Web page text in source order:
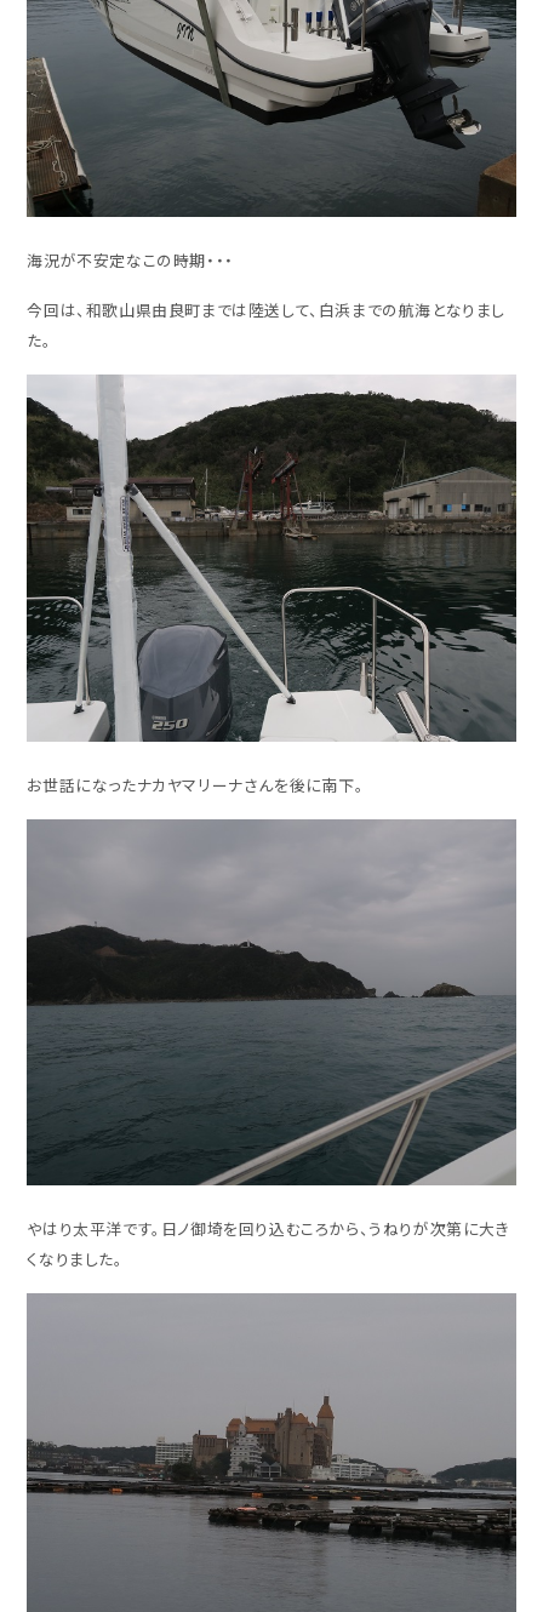
海況が不安定なこの時期・・・
今回は、和歌山県由良町までは陸送して、白浜までの航海となりまし
た。
お世話になったナカヤマリーナさんを後に南下。
やはり太平洋です。日ノ御埼を回り込むころから、うねりが次第に大き
くなりました。